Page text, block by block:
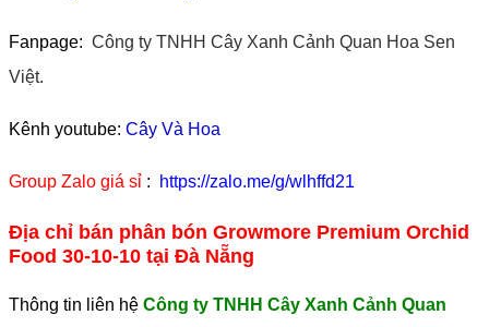
Fanpage: Công ty TNHH Cây Xanh Cảnh Quan Hoa Sen
Việt.
Kênh youtube: Cây Và Hoa
Group Zalo giá sỉ : https://zalo.me/g/wlhffd21
Địa chỉ bán phân bón Growmore Premium Orchid
Food 30-10-10 tại Đà Nẵng
Thông tin liên hệ Công ty TNHH Cây Xanh Cảnh Quan